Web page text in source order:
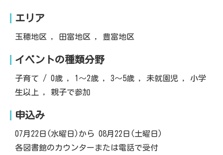
エリア
玉穂地区 , 田富地区 , 豊富地区
イベントの種類分野
子育て / 0歳 , 1～2歳 , 3～5歳 , 未就園児 , 小学
生以上 , 親子で参加
申込み
07月22日(水曜日)から 08月22日(土曜日)
各図書館のカウンターまたは電話で受付